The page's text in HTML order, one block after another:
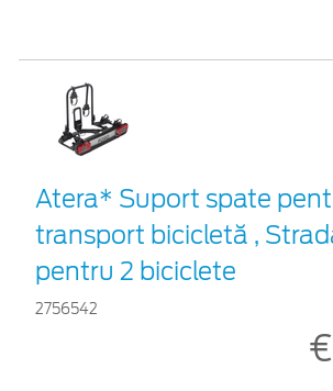
Atera* Suport spate
transport bicicletă ,
pentru 2 biciclete
2756542